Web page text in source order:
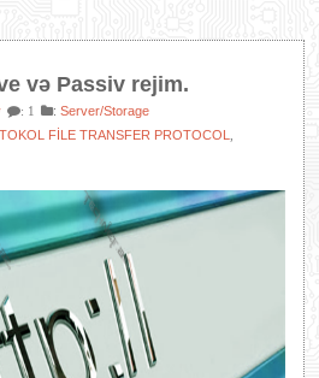
PROQRAMLAR
AVADANLIQLAR
XƏBƏRLƏR
və Passiv rejim.
: 1 : Server/Storage
FİLE TRANSFER PROTOCOL